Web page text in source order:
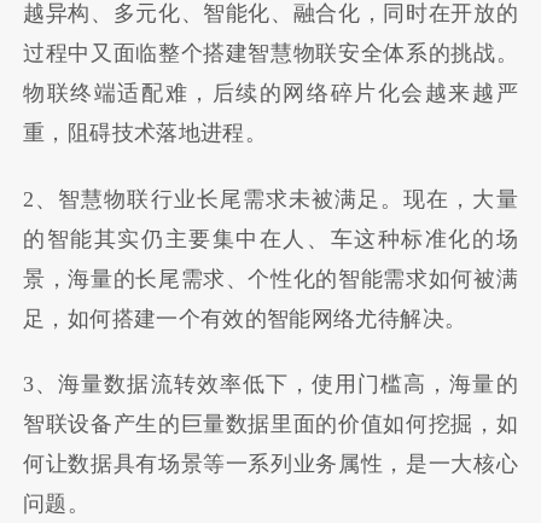
越异构、多元化、智能化、融合化，同时在开放的
过程中又面临整个搭建智慧物联安全体系的挑战。
物联终端适配难，后续的网络碎片化会越来越严
重，阻碍技术落地进程。
2、智慧物联行业长尾需求未被满足。现在，大量
的智能其实仍主要集中在人、车这种标准化的场
景，海量的长尾需求、个性化的智能需求如何被满
足，如何搭建一个有效的智能网络尤待解决。
3、海量数据流转效率低下，使用门槛高，海量的
智联设备产生的巨量数据里面的价值如何挖掘，如
何让数据具有场景等一系列业务属性，是一大核心
问题。